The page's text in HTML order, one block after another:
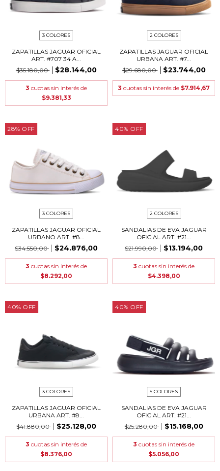
3 COLORES
ZAPATILLAS JAGUAR OFICIAL
ART. #707 34 A...
$35.180,00
$28.144,00
3 cuotas sin interés de
$9.381,33
2 COLORES
ZAPATILLAS JAGUAR OFICIAL
URBANA ART. #7...
$29.680,00
$23.744,00
3 cuotas sin interés de $7.914,67
28% OFF
3 COLORES
ZAPATILLAS JAGUAR OFICIAL
URBANO ART. #8...
$34.550,00
$24.876,00
3 cuotas sin interés de
$8.292,00
40% OFF
2 COLORES
SANDALIAS DE EVA JAGUAR
OFICIAL ART. #21...
$21.990,00
$13.194,00
3 cuotas sin interés de
$4.398,00
40% OFF
3 COLORES
ZAPATILLAS JAGUAR OFICIAL
URBANA ART. #8...
$41.880,00
$25.128,00
3 cuotas sin interés de
$8.376,00
40% OFF
5 COLORES
SANDALIAS DE EVA JAGUAR
OFICIAL ART. #21...
$25.280,00
$15.168,00
3 cuotas sin interés de
$5.056,00